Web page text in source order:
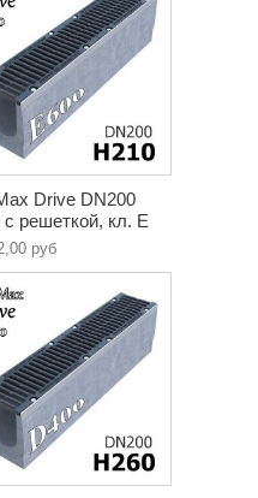
Drive DN200
с решеткой, кл. E
руб